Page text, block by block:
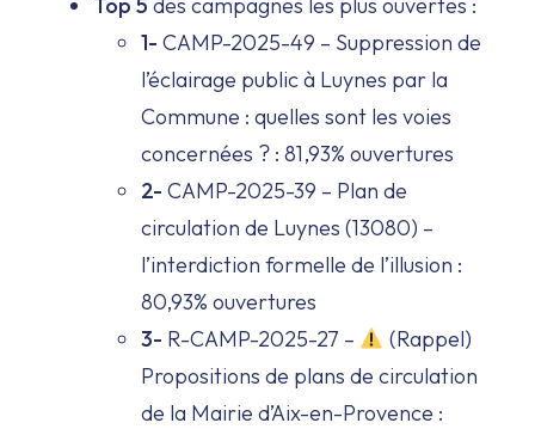
1- CAMP-2025-49 – Suppression de
l’éclairage public à Luynes par la
Commune : quelles sont les voies
concernées ? : 81,93% ouvertures
2- CAMP-2025-39 – Plan de
circulation de Luynes (13080) –
l’interdiction formelle de l’illusion :
80,93% ouvertures
3- R-CAMP-2025-27 –
(Rappel)
Propositions de plans de circulation
de la Mairie d’Aix-en-Provence :